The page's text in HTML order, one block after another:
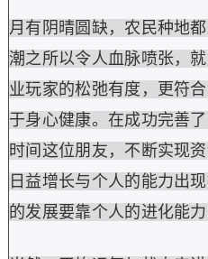
月有阴晴圆缺，农民种地
潮之所以令人血脉喷张，
业玩家的松弛有度，更符
于身心健康。在成功完善
时间这位朋友，不断实现
日益增长与个人的能力出
的发展要靠个人的进化能